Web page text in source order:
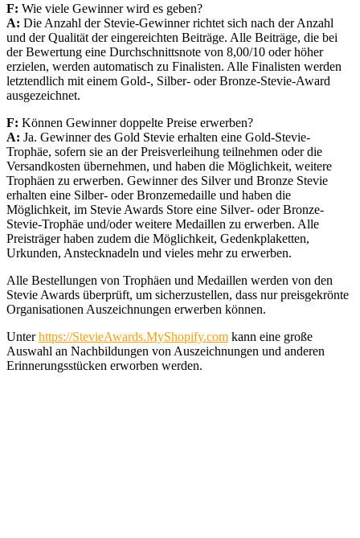
F: Wie viele Gewinner wird es geben?
A: Die Anzahl der Stevie-Gewinner richtet sich nach der Anzahl
und der Qualität der eingereichten Beiträge. Alle Beiträge, die bei
der Bewertung eine Durchschnittsnote von 8,00/10 oder höher
erzielen, werden automatisch zu Finalisten. Alle Finalisten werden
letztendlich mit einem Gold-, Silber- oder Bronze-Stevie-Award
ausgezeichnet.
F: Können Gewinner doppelte Preise erwerben?
A: Ja. Gewinner des Gold Stevie erhalten eine Gold-Stevie-
Trophäe, sofern sie an der Preisverleihung teilnehmen oder die
Versandkosten übernehmen, und haben die Möglichkeit, weitere
Trophäen zu erwerben. Gewinner des Silver und Bronze Stevie
erhalten eine Silber- oder Bronzemedaille und haben die
Möglichkeit, im Stevie Awards Store eine Silver- oder Bronze-
Stevie-Trophäe und/oder weitere Medaillen zu erwerben. Alle
Preisträger haben zudem die Möglichkeit, Gedenkplaketten,
Urkunden, Anstecknadeln und vieles mehr zu erwerben.
Alle Bestellungen von Trophäen und Medaillen werden von den
Stevie Awards überprüft, um sicherzustellen, dass nur preisgekrönte
Organisationen Auszeichnungen erwerben können.
Unterhttps://StevieAwards.MyShopify.com kann eine große
Auswahl an Nachbildungen von Auszeichnungen und anderen
Erinnerungsstücken erworben werden.